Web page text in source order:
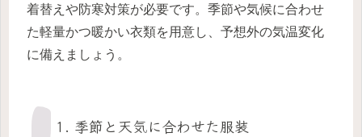
着替えや防寒対策が必要です。季節や気候に合わせ
た軽量かつ暖かい衣類を用意し、予想外の気温変化
に備えましょう。
1. 季節と天気に合わせた服装